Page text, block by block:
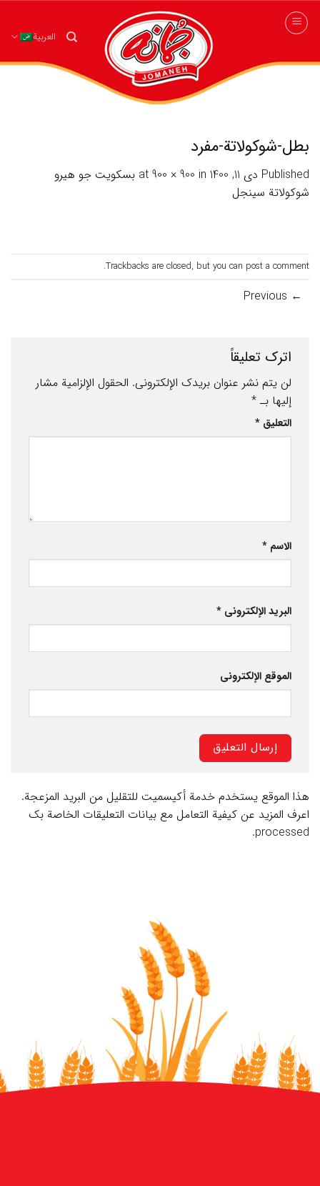
Skip
العربية
بطل-شوكولاتة-مفرد
Published دی 11, 1400 900 × 900 in
بسكويت جو هيرو
شوكولاتة سينجل
Trackbacks are closed, but you can post a comment
.
←
اترك تعليقاً
لن يتم نشر عنوان بريدك الإلكتروني. الحقول الإلزامية مشار
إليها بـ *
التعليق *
الاسم *
البريد الإلكتروني *
الموقع الإلكتروني
هذا الموقع يستخدم خدمة أكيسميت للتقليل من البريد المزعجة.
اعرف المزيد عن كيفية التعامل مع بيانات التعليقات الخاصة بك
processed
.